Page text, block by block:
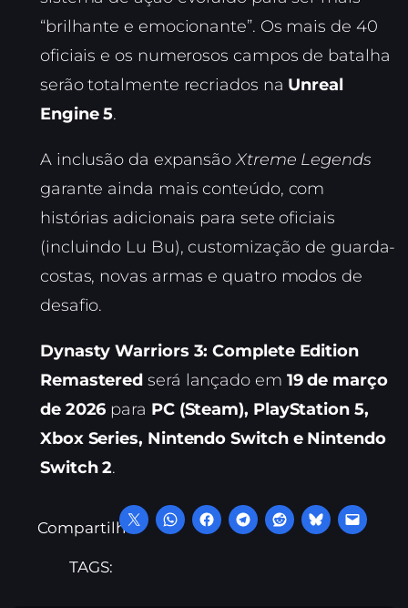
“brilhante e emocionante”. Os mais de 40
oficiais e os numerosos campos de batalha
serão totalmente recriados na Unreal
Engine 5.
A inclusão da expansãoXtreme Legends
garante ainda mais conteúdo, com
histórias adicionais para sete oficiais
(incluindo Lu Bu), customização de guarda-
costas, novas armas e quatro modos de
desafio.
Dynasty Warriors 3: Complete Edition
Remastered será lançado em 19 de março
de 2026 para PC (Steam), PlayStation 5,
Xbox Series, Nintendo Switch e Nintendo
Switch 2.
Compartilhe:
TAGS: